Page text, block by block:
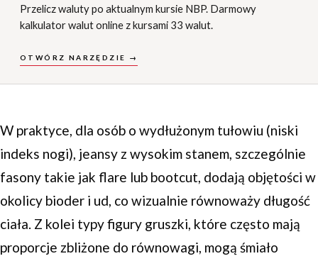
Przelicz waluty po aktualnym kursie NBP. Darmowy
kalkulator walut online z kursami 33 walut.
OTWÓRZ NARZĘDZIE →
W praktyce, dla osób o wydłużonym tułowiu (niski
indeks nogi), jeansy z wysokim stanem, szczególnie
fasony takie jak flare lub bootcut, dodają objętości w
okolicy bioder i ud, co wizualnie równoważy długość
ciała. Z kolei typy figury gruszki, które często mają
proporcje zbliżone do równowagi, mogą śmiało